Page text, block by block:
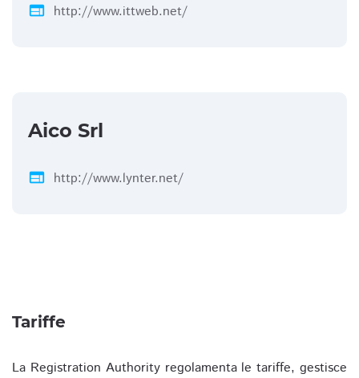
web http://www.ittweb.net/
Aico Srl
web http://www.lynter.net/
Tariffe
La Registration Authority regolamenta le tariffe, gestisce